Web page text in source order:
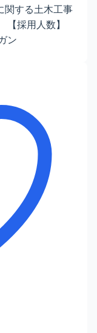
関する土木工事
【採用人数】
ン